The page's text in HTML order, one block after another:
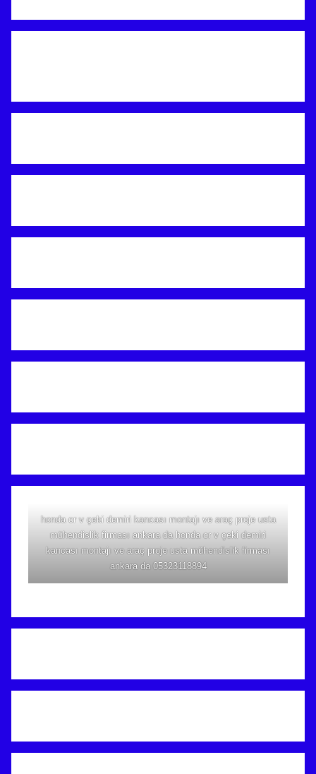
honda cr v çeki demiri kancası montajı ve araç proje usta
mühendislik firması ankara da honda cr v çeki demiri
kancası montajı ve araç proje usta mühendislik firması
ankara da 05323118894